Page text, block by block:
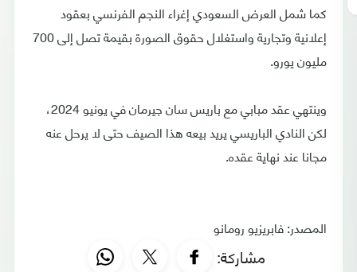
كما شمل العرض السعودي إغراء النجم الفرنسي بعقود
إعلانية وتجارية واستغلال حقوق الصورة بقيمة تصل إلى 700
مليون يورو.
وينتهي عقد مبابي مع باريس سان جيرمان في يونيو 2024،
لكن النادي الباريسي يريد بيعه هذا الصيف حتى لا يرحل عنه
مجانا عند نهاية عقده.
المصدر: فابريزيو رومانو
مشاركة: